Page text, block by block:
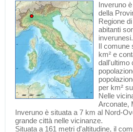
Inveruno
della
Regione
abitanti
inverunesi.
Il comune
km² e
dall'ultimo
per km²
Nelle
Arconate,
Inveruno è situata a 7 km al Nord-
grande città nelle vicinanze.
Situata a 161 metri d'altitudine, il